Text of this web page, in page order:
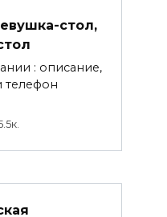
стол,
: описание,
телефон